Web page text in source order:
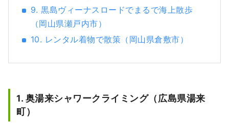
9. 黒島ヴィーナスロードでまるで海上散歩
（岡山県瀬戸内市）
10. レンタル着物で散策（岡山県倉敷市）
1. 奥湯来シャワークライミング（広島県湯来
町）